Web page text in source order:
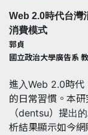
Web 2.0時代台灣
消費模式
郭貞
國立政治大學廣告系
進入Web 2.0時代
的日常習慣。本
（dentsu）提出
析結果顯示如今